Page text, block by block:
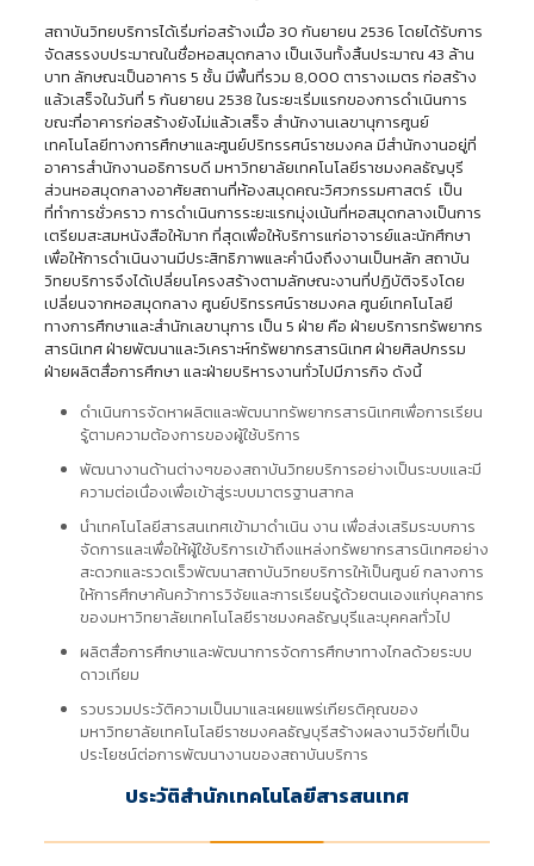
สถาบันวิทยบริการได้เริ่มก่อสร้างเมื่อ 30 กันยายน 2536 โดยได้รับการ
จัดสรรงบประมาณในชื่อหอสมุดกลาง เป็นเงินทั้งสิ้นประมาณ 43 ล้าน
บาท ลักษณะเป็นอาคาร 5 ชั้น มีพื้นที่รวม 8,000 ตารางเมตร ก่อสร้าง
แล้วเสร็จในวันที่ 5 กันยายน 2538 ในระยะเริ่มแรกของการดำเนินการ
ขณะที่อาคารก่อสร้างยังไม่แล้วเสร็จ สำนักงานเลขานุการศูนย์
เทคโนโลยีทางการศึกษาและศูนย์ปริทรรศน์ราชมงคล มีสำนักงานอยู่ที่
อาคารสำนักงานอธิการบดี มหาวิทยาลัยเทคโนโลยีราชมงคลธัญบุรี
ส่วนหอสมุดกลางอาศัยสถานที่ห้องสมุดคณะวิศวกรรมศาสตร์ เป็น
ที่ทำการชั่วคราว การดำเนินการระยะแรกมุ่งเน้นที่หอสมุดกลางเป็นการ
เตรียมสะสมหนังสือให้มาก ที่สุดเพื่อให้บริการแก่อาจารย์และนักศึกษา
เพื่อให้การดำเนินงานมีประสิทธิภาพและคำนึงถึงงานเป็นหลัก สถาบัน
วิทยบริการจึงได้เปลี่ยนโครงสร้างตามลักษณะงานที่ปฏิบัติจริงโดย
เปลี่ยนจากหอสมุดกลาง ศูนย์ปริทรรศน์ราชมงคล ศูนย์เทคโนโลยี
ทางการศึกษาและสำนักเลขานุการ เป็น 5 ฝ่าย คือ ฝ่ายบริการทรัพยากร
สารนิเทศ ฝ่ายพัฒนาและวิเคราะห์ทรัพยากรสารนิเทศ ฝ่ายศิลปกรรม
ฝ่ายผลิตสื่อการศึกษา และฝ่ายบริหารงานทั่วไปมีภารกิจ ดังนี้
ดำเนินการจัดหาผลิตและพัฒนาทรัพยากรสารนิเทศเพื่อการเรียน
รู้ตามความต้องการของผู้ใช้บริการ
พัฒนางานด้านต่างๆของสถาบันวิทยบริการอย่างเป็นระบบและมี
ความต่อเนื่องเพื่อเข้าสู่ระบบมาตรฐานสากล
นำเทคโนโลยีสารสนเทศเข้ามาดำเนิน งาน เพื่อส่งเสริมระบบการ
จัดการและเพื่อให้ผู้ใช้บริการเข้าถึงแหล่งทรัพยากรสารนิเทศอย่าง
สะดวกและรวดเร็วพัฒนาสถาบันวิทยบริการให้เป็นศูนย์ กลางการ
ให้การศึกษาค้นคว้าการวิจัยและการเรียนรู้ด้วยตนเองแก่บุคลากร
ของมหาวิทยาลัยเทคโนโลยีราชมงคลธัญบุรีและบุคคลทั่วไป
ผลิตสื่อการศึกษาและพัฒนาการจัดการศึกษาทางไกลด้วยระบบ
ดาวเทียม
รวบรวมประวัติความเป็นมาและเผยแพร่เกียรติคุณของ
มหาวิทยาลัยเทคโนโลยีราชมงคลธัญบุรีสร้างผลงานวิจัยที่เป็น
ประโยชน์ต่อการพัฒนางานของสถาบันบริการ
ประวัติสำนักเทคโนโลยีสารสนเทศ